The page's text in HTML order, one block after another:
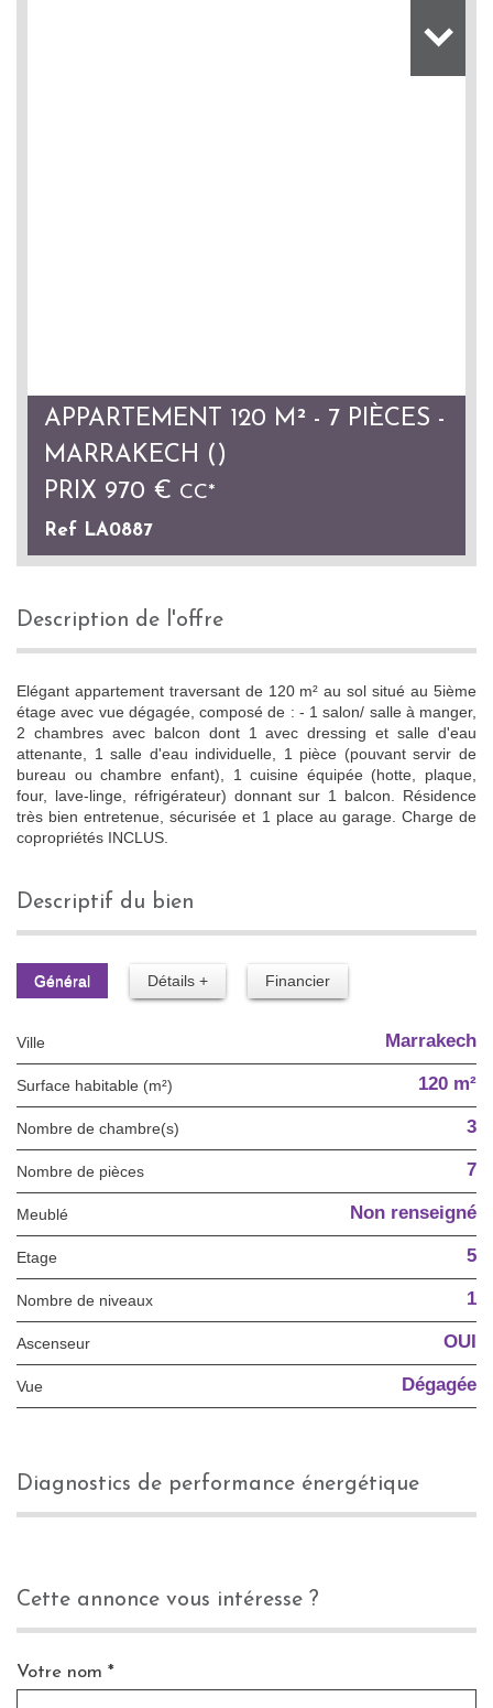
APPARTEMENT 120 M² - 7 PIÈCES -
MARRAKECH ()
PRIX 970 € CC*
Ref LA0887
description de l'offre
Elégant appartement traversant de 120 m² au sol situé au 5ième
étage avec vue dégagée, composé de : - 1 salon/ salle à manger,
2 chambres avec balcon dont 1 avec dressing et salle d'eau
attenante, 1 salle d'eau individuelle, 1 pièce (pouvant servir de
bureau ou chambre enfant), 1 cuisine équipée (hotte, plaque,
four, lave-linge, réfrigérateur) donnant sur 1 balcon. Résidence
très bien entretenue, sécurisée et 1 place au garage. Charge de
copropriétés INCLUS.
descriptif du bien
Général Détails + Financier
Ville Marrakech
Surface habitable (m²) 120 m²
Nombre de chambre(s) 3
Nombre de pièces 7
Meublé Non renseigné
Etage 5
Nombre de niveaux 1
Ascenseur OUI
Vue Dégagée
diagnostics de performance énergétique
cette annonce vous intéresse ?
Votre nom *